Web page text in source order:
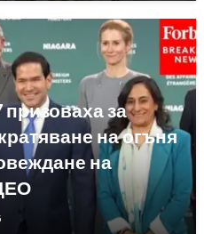
призоваха за
на огъня
на